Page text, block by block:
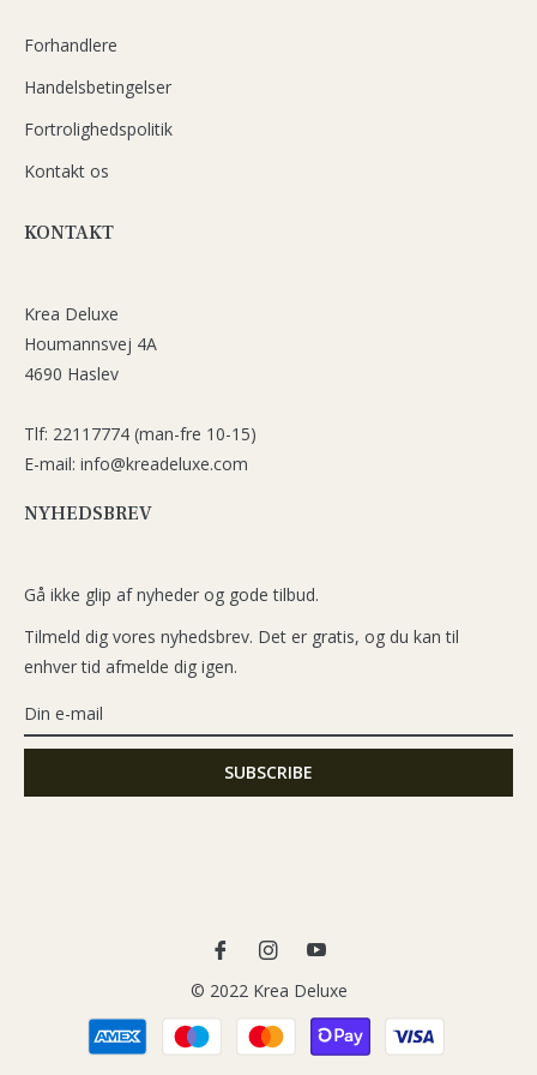
Forhandlere
Handelsbetingelser
Fortrolighedspolitik
Kontakt os
KONTAKT
Krea Deluxe
Houmannsvej 4A
4690 Haslev
Tlf: 22117774 (man-fre 10-15)
E-mail: info@kreadeluxe.com
NYHEDSBREV
Gå ikke glip af nyheder og gode tilbud.
Tilmeld dig vores nyhedsbrev. Det er gratis, og du kan til
enhver tid afmelde dig igen.
Ins
You
© 2022 Krea Deluxe